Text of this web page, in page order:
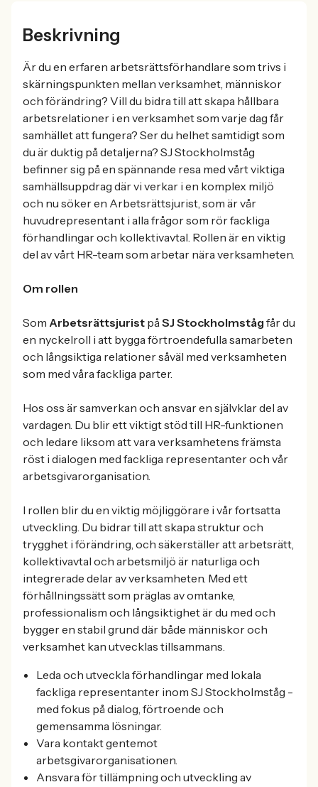
Beskrivning
Är du en erfaren arbetsrättsförhandlare som trivs i
skärningspunkten mellan verksamhet, människor
och förändring? Vill du bidra till att skapa hållbara
arbetsrelationer i en verksamhet som varje dag får
samhället att fungera? Ser du helhet samtidigt som
du är duktig på detaljerna? SJ Stockholmståg
befinner sig på en spännande resa med vårt viktiga
samhällsuppdrag där vi verkar i en komplex miljö
och nu söker en Arbetsrättsjurist, som är vår
huvudrepresentant i alla frågor som rör fackliga
förhandlingar och kollektivavtal. Rollen är en viktig
del av vårt HR-team som arbetar nära verksamheten.
Om rollen
Som Arbetsrättsjurist påSJ Stockholmståg får du
en nyckelroll i att bygga förtroendefulla samarbeten
och långsiktiga relationer såväl med verksamheten
som med våra fackliga parter.
Hos oss är samverkan och ansvar en självklar del av
vardagen. Du blir ett viktigt stöd till HR-funktionen
och ledare liksom att vara verksamhetens främsta
röst i dialogen med fackliga representanter och vår
arbetsgivarorganisation.
I rollen blir du en viktig möjliggörare i vår fortsatta
utveckling. Du bidrar till att skapa struktur och
trygghet i förändring, och säkerställer att arbetsrätt,
kollektivavtal och arbetsmiljö är naturliga och
integrerade delar av verksamheten. Med ett
förhållningssätt som präglas av omtanke,
professionalism och långsiktighet är du med och
bygger en stabil grund där både människor och
verksamhet kan utvecklas tillsammans.
Leda och utveckla förhandlingar med lokala
fackliga representanter inom SJ Stockholmståg -
med fokus på dialog, förtroende och
gemensamma lösningar.
Vara kontakt gentemot
arbetsgivarorganisationen.
Ansvara för tillämpning och utveckling av